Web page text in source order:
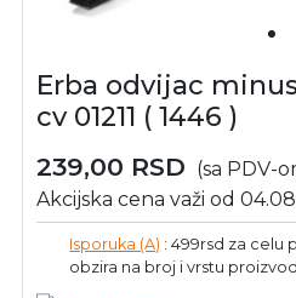
Erba odvijac
cv 01211 ( 1446 )
239,00 RSD (sa PDV-
Akcijska cena važi od
Isporuka (A) : 499rsd za celu
obzira na broj i vrstu